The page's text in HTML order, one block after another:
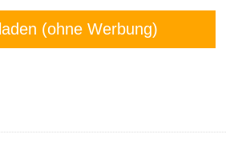
(ohne Werbung)